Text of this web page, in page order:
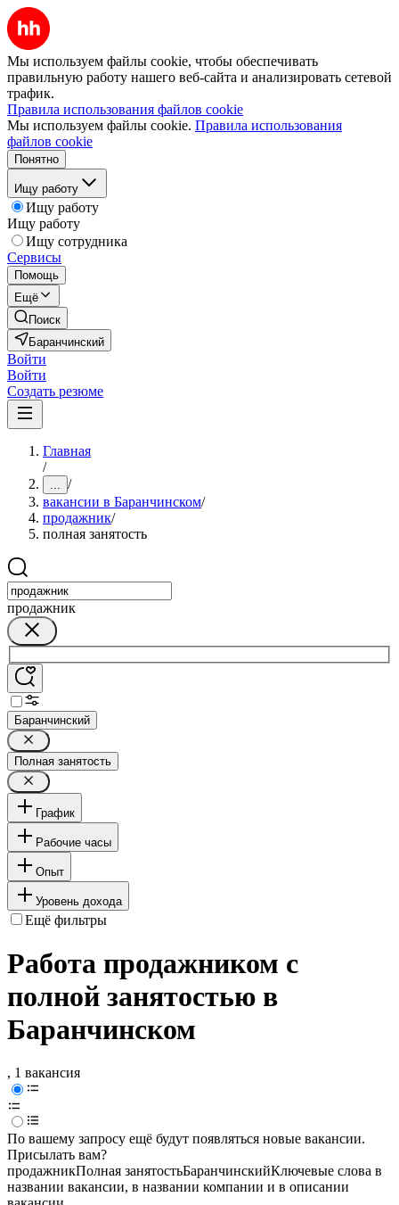
Мы используем файлы cookie, чтобы обеспечивать
правильную работу нашего веб-сайта и анализировать сетевой
трафик.
Правила использования файлов cookie
Мы используем файлы cookie. Правила использования
файлов cookie
Понятно
Ищу работу
Ищу работу
Ищу работу
Ищу сотрудника
Сервисы
Помощь
Ещё
Поиск
Баранчинский
Войти
Войти
Создать резюме
Главная
/
... /
вакансии в Баранчинском/
продажник/
полная занятость
продажник
Баранчинский
Полная занятость
График
Рабочие часы
Опыт
Уровень дохода
Ещё фильтры
Работа продажником с
полной занятостью в
Баранчинском
, 1 вакансия
По вашему запросу ещё будут появляться новые вакансии.
Присылать вам?
продажникПолная занятостьБаранчинскийКлючевые слова в
названии вакансии, в названии компании и в описании